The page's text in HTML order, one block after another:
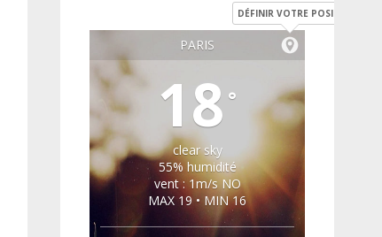
PARIS
DÉFINIR VOTRE POSITION
18 °
clear sky
55% humidité
vent : 1m/s NO
MAX 19 • MIN 16